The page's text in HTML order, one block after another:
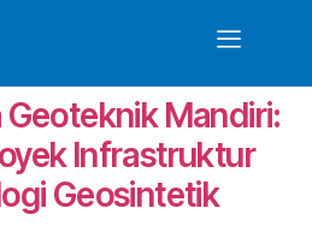
Mandiri:
Infrastruktur
Geosintetik